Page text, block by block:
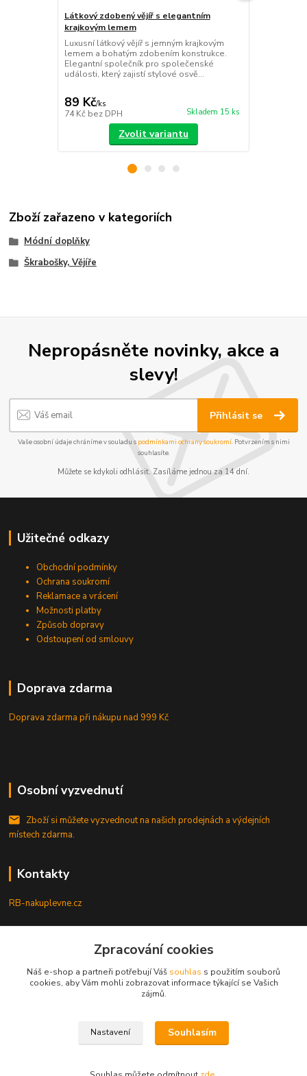
Látkový zdobený vějíř s elegantním
krajkovým lemem
Luxusní látkový vějíř s jemným krajkovým
lemem a bohatým zdobením konstrukce.
Elegantní společník pro společenské
události, který zajistí stylové osvě...
89 Kč/ks
74 Kč bez DPH Skladem 15 ks
Zvolit variantu
Zboží zařazeno v kategoriích
Módní doplňky
Škrabošky, Vějíře
Nepropásněte novinky, akce a
slevy!
Přihlásit se
Vaše osobní údaje chráníme v souladu s podmínkami ochrany soukromí. Potvrzením s nimi
souhlasíte.
Můžete se kdykoli odhlásit. Zasíláme jednou za 14 dní.
Užitečné odkazy
Obchodní podmínky
Ochrana soukromí
Reklamace a vrácení
Možnosti platby
Způsob dopravy
Odstoupení od smlouvy
Doprava zdarma
Doprava zdarma při nákupunad 999 Kč
Osobní vyzvednutí
Zboží si můžete vyzvednout na našich prodejnách a výdejních
místech zdarma.
Kontakty
RB-nakuplevne.cz
+420 222722421
info@rb-nakuplevne.cz
Zpracování cookies
Náš e-shop a partneři potřebují Váš souhlas s použitím souborů
cookies, aby Vám mohli zobrazovat informace týkající se Vašich
zájmů.
Nastavení Souhlasím